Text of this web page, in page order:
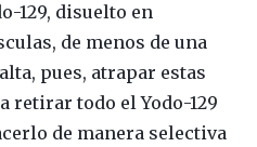
129, disuelto en
de menos de una
pues, atrapar estas
retirar todo el Yodo-129
de manera selectiva